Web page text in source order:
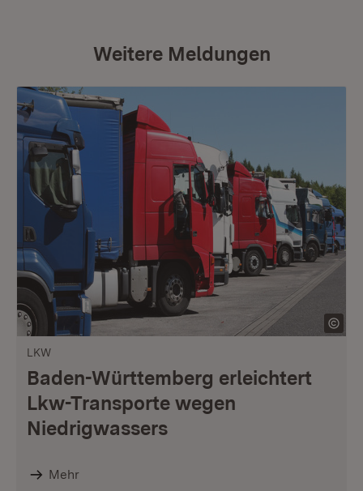
Weitere Meldungen
LKW
Baden-Württemberg erleichtert
Lkw-Transporte wegen
Niedrigwassers
Mehr